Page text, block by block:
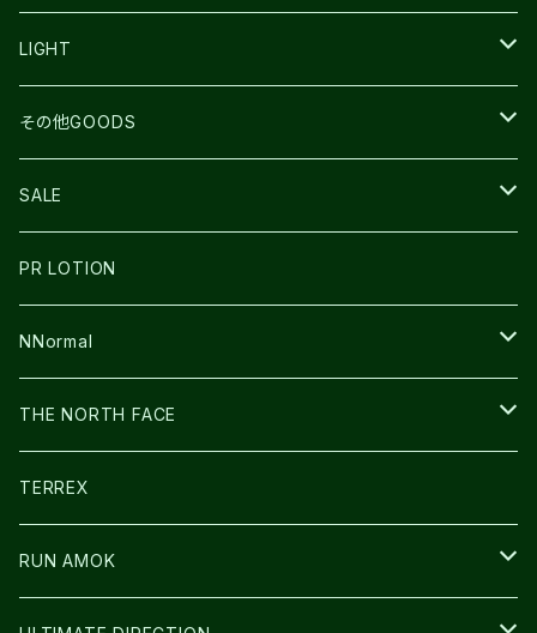
TOPO
BEACH WALK
ULTRASPIRE
R×L
UNWASTED
THE NORTH FACE
COMPRESSPORT
RUN AMOK
NNormal
MOUNTAIN KING
LIGHT
PETZL
ULTRASPIRE
BOOKMAN
その他GOODS
SNOWFOOT
PR LOTION
FUSION
ULTIMATE DIRECTION
CARL HOERECKE
ICE TRUST
SALE
SHOES
BAG
WEAR
その他GOODS
PR LOTION
NNormal
SHOES
WEAR
CAP/HAT
THE NORTH FACE
SHOES
WEAR
TERREX
RUN AMOK